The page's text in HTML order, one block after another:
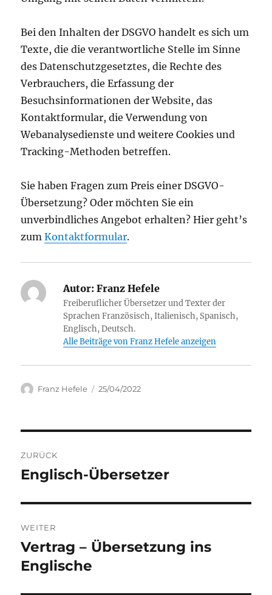
Bei den Inhalten der DSGVO handelt es sich um
Texte, die die verantwortliche Stelle im Sinne
des Datenschutzgesetztes, die Rechte des
Verbrauchers, die Erfassung der
Besuchsinformationen der Website, das
Kontaktformular, die Verwendung von
Webanalysedienste und weitere Cookies und
Tracking-Methoden betreffen.
Sie haben Fragen zum Preis einer DSGVO-
Übersetzung? Oder möchten Sie ein
unverbindliches Angebot erhalten? Hier geht’s
zumKontaktformular.
Autor: Franz Hefele
Freiberuflicher Übersetzer und Texter der
Sprachen Französisch, Italienisch, Spanisch,
Englisch, Deutsch.
Alle Beiträge von Franz Hefele anzeigen
Autor
Franz Hefele
Veröffentlicht
25/04/2022
ZURÜCK
Vorheriger
Englisch-Übersetzer
WEITER
Nächster
Beitrag:
Vertrag – Übersetzung ins
Englische